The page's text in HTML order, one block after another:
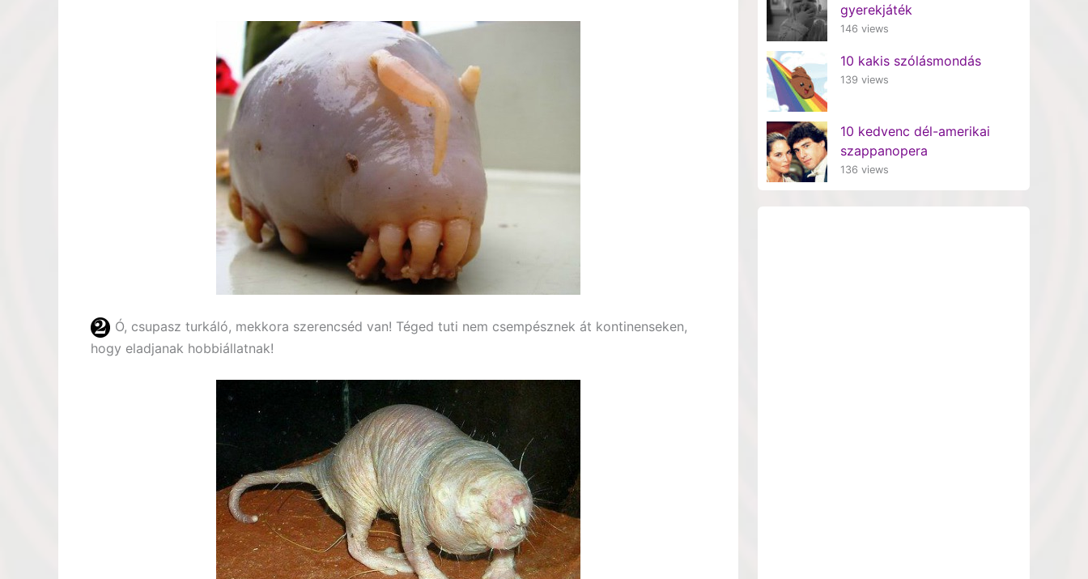
Ó, csupasz turkáló, mekkora szerencséd van! Téged tuti nem csempésznek át kontinenseken,
hogy eladjanak hobbiállatnak!
gyerekjáték
146 views
10 kakis szólásmondás
139 views
10 kedvenc dél-amerikai
szappanopera
136 views